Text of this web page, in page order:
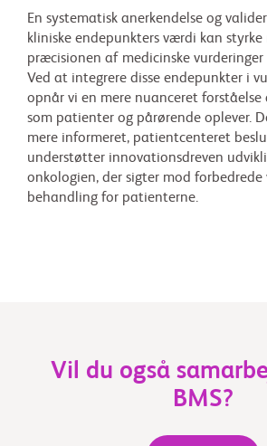
En systematisk anerkendelse og
kliniske endepunkters værdi kan styrke
præcisionen af medicinske vurderinger
Ved at integrere disse endepunkter i
opnår vi en mere nuanceret forståelse
som patienter og pårørende oplever.
mere informeret, patientcenteret
understøtter innovationsdreven
onkologien, der sigter mod forbedrede
behandling for patienterne.
Vil du også
BMS?